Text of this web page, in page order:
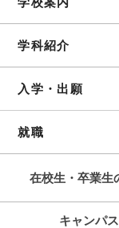
学科紹介
入学・出願
就職
在校生・卒業生
キャンパス